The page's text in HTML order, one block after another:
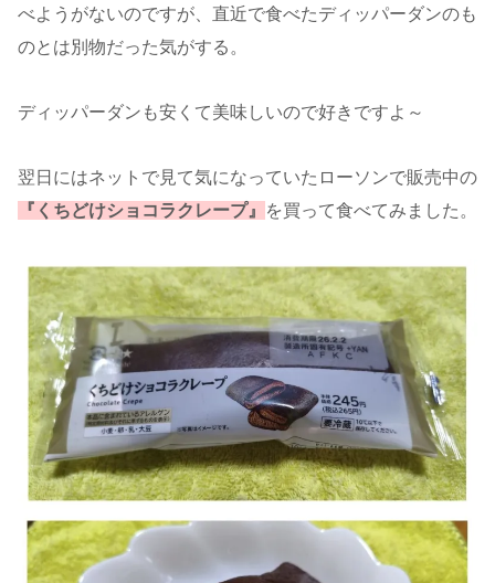
べようがないのですが、直近で食べたディッパーダンのも
のとは別物だった気がする。
ディッパーダンも安くて美味しいので好きですよ～
翌日にはネットで見て気になっていたローソンで販売中の
『くちどけショコラクレープ』
を買って食べてみました。